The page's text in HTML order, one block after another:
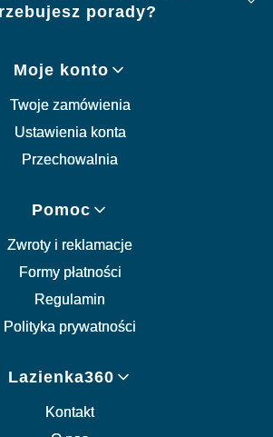
porady?
Moje konto
Twoje zamówienia
Ustawienia konta
Przechowalnia
Pomoc
Zwroty i reklamacje
Formy płatności
Regulamin
Polityka prywatności
Lazienka360
Kontakt